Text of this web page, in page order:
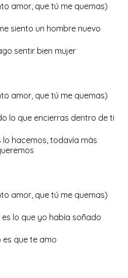
amor, que tú me quemas)
siento un hombre nuevo
sentir bien mujer
amor, que tú me quemas)
lo que encierras dentro de ti
lo hacemos, todavía más
amor, que tú me quemas)
lo que yo había soñado
es que te amo